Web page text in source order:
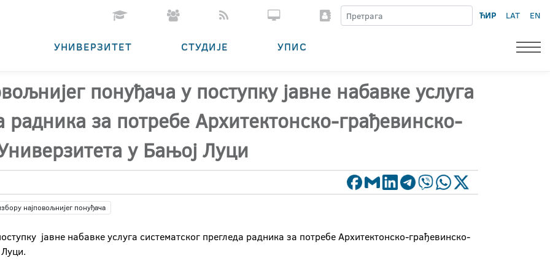
ЋИР LAT EN
УНИВЕРЗИТЕТ СТУДИЈЕ УПИС
понуђача у поступку јавне набавке услуга
радника за потребе Архитектонско-грађевинско-
у Бањој Луци
најповољнијег понуђача
јавне набавке услуга систематског прегледа радника за потребе Архитектонско-грађевинско-